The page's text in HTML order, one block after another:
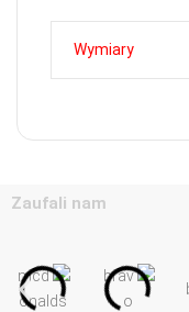
Wymiary
Zaufali nam